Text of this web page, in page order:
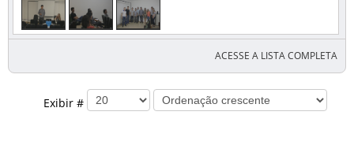
ACESSE A LISTA COMPLETA
Exibir #